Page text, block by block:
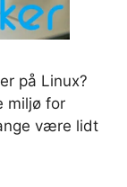
på Linux?
miljø for
være lidt